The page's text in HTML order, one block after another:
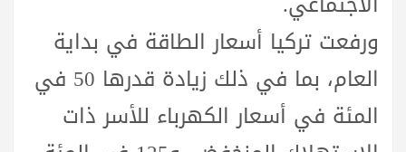
ورفعت تركيا أسعار الطاقة في بداية
العام، بما في ذلك زيادة قدرها 50 في
المئة في أسعار الكهرباء للأسر ذات